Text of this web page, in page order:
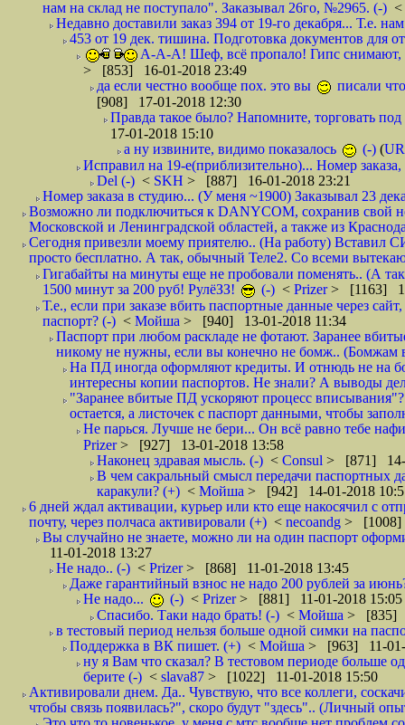
нам на склад не поступало". Заказывал 26го, №2965. (-) <
Недавно доставили заказ 394 от 19-го декабря... Т.е.
453 от 19 дек. тишина. Подготовка документов для
А-А-А! Шеф, всё пропало! Гипс снимают,
> [853] 16-01-2018 23:49
да если честно вообще пох. это вы
писали
[908] 17-01-2018 12:30
Правда такое было? Напомните, торговать
17-01-2018 15:10
а ну извините, видимо показалось
(-) (
Исправил на 19-е(приблизительно)... Номер
Del (-) < SKH > [887] 16-01-2018 23:21
Номер заказа в студию... (У меня ~1900) Заказывал 23
Возможно ли подключиться к DANYCOM, сохранив свой
Московской и Ленинградской областей, а также из
Сегодня привезли моему приятелю.. (На работу) Вставил
просто бесплатно. А так, обычный Теле2. Со всеми
Гигабайты на минуты еще не пробовали поменять.. (А
1500 минут за 200 руб! РулёЗЗ!
(-) < Prizer> [1163]
Т.е., если при заказе вбить паспортные данные через
паспорт? (-) < Мойша > [940] 13-01-2018 11:34
Паспорт при любом раскладе не фотают. Заранее
никому не нужны, если вы конечно не бомж.. (Бомжам
На ПД иногда оформляют кредиты. И отнюдь не на
интересны копии паспортов. Не знали? А выводы
"Заранее вбитые ПД ускоряют процесс
остается, а листочек с паспорт данными, чтобы
Не парься. Лучше не бери... Он всё равно тебе
Prizer> [927] 13-01-2018 13:58
Наконец здравая мысль. (-) < Consul > [871] 14-
В чем сакральный смысл передачи паспортных
каракули? (+) < Мойша > [942] 14-01-2018
6 дней ждал активации, курьер или кто еще накосячил с
почту, через полчаса активировали (+) < necoandg > [1008]
Вы случайно не знаете, можно ли на один паспорт
11-01-2018 13:27
Не надо.. (-) < Prizer> [868] 11-01-2018 13:45
Даже гарантийный взнос не надо 200 рублей за
Не надо...
(-) < Prizer> [881] 11-01-2018 15:05
Спасибо. Таки надо брать! (-) < Мойша > [835]
в тестовый период нельзя больше одной симки на
Поддержка в ВК пишет. (+) < Мойша > [963] 11-01-
ну я Вам что сказал? В тестовом периоде больше
берите (-) < slava87 > [1022] 11-01-2018 15:50
Активировали днем. Да.. Чувствую, что все коллеги,
чтобы связь появилась?", скоро будут "здесь".. (Личный